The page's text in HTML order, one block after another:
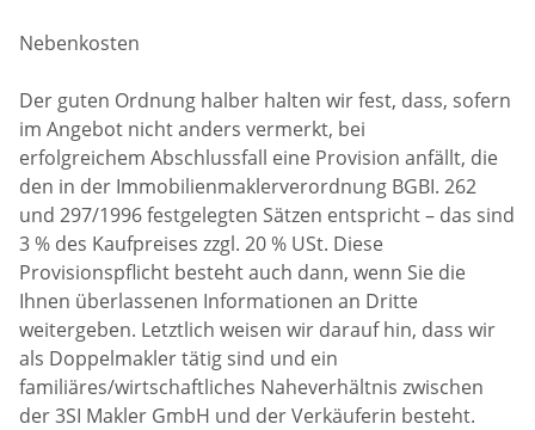
Nebenkosten
Der guten Ordnung halber halten wir fest, dass, sofern
im Angebot nicht anders vermerkt, bei
erfolgreichem Abschlussfall eine Provision anfällt, die
den in der Immobilienmaklerverordnung BGBI. 262
und 297/1996 festgelegten Sätzen entspricht – das sind
3 % des Kaufpreises zzgl. 20 % USt. Diese
Provisionspflicht besteht auch dann, wenn Sie die
Ihnen überlassenen Informationen an Dritte
weitergeben. Letztlich weisen wir darauf hin, dass wir
als Doppelmakler tätig sind und ein
familiäres/wirtschaftliches Naheverhältnis zwischen
der 3SI Makler GmbH und der Verkäuferin besteht.